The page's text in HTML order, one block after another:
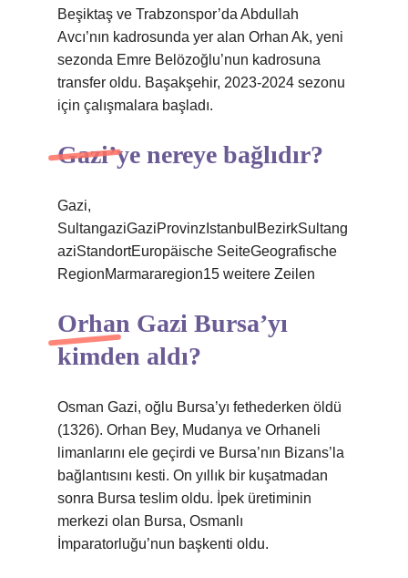
Beşiktaş ve Trabzonspor’da Abdullah
Avcı’nın kadrosunda yer alan Orhan Ak, yeni
sezonda Emre Belözoğlu’nun kadrosuna
transfer oldu. Başakşehir, 2023-2024 sezonu
için çalışmalara başladı.
Gazi’ye nereye bağlıdır?
Gazi,
SultangaziGaziProvinzIstanbulBezirkSultang
aziStandortEuropäische SeiteGeografische
RegionMarmararegion15 weitere Zeilen
Orhan Gazi Bursa’yı
kimden aldı?
Osman Gazi, oğlu Bursa’yı fethederken öldü
(1326). Orhan Bey, Mudanya ve Orhaneli
limanlarını ele geçirdi ve Bursa’nın Bizans’la
bağlantısını kesti. On yıllık bir kuşatmadan
sonra Bursa teslim oldu. İpek üretiminin
merkezi olan Bursa, Osmanlı
İmparatorluğu’nun başkenti oldu.